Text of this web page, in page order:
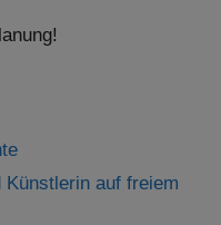
Künstlerin auf freiem